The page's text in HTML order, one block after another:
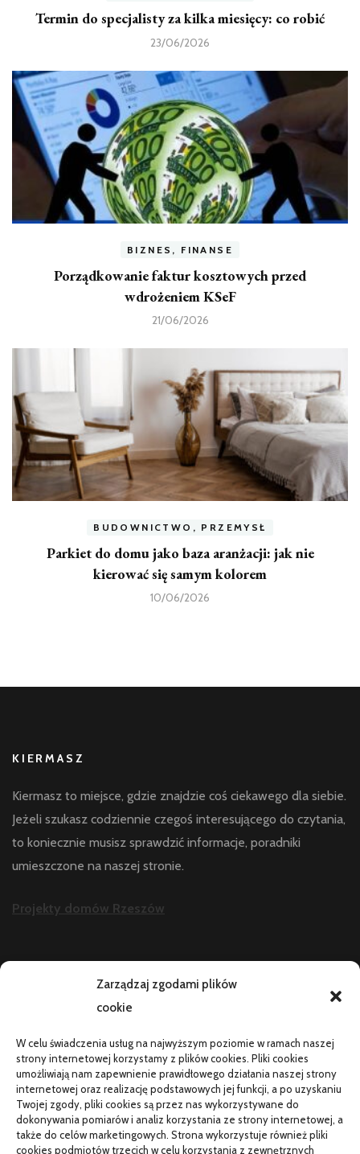
Zarządzaj zgodami plików
cookie
W celu świadczenia usług na najwyższym poziomie w ramach naszej
strony internetowej korzystamy z plików cookies. Pliki cookies
umożliwiają nam zapewnienie prawidłowego działania naszej strony
internetowej oraz realizację podstawowych jej funkcji, a po uzyskaniu
Twojej zgody, pliki cookies są przez nas wykorzystywane do
dokonywania pomiarów i analiz korzystania ze strony internetowej, a
także do celów marketingowych. Strona wykorzystuje również pliki
cookies podmiotów trzecich w celu korzystania z zewnętrznych
Termin do specjalisty za kilka miesięcy: co robić
23/06/2026
BIZNES, FINANSE
Porządkowanie faktur kosztowych przed
wdrożeniem KSeF
21/06/2026
BUDOWNICTWO, PRZEMYSŁ
Parkiet do domu jako baza aranżacji: jak nie
kierować się samym kolorem
10/06/2026
KIERMASZ
Kiermasz to miejsce, gdzie znajdzie coś ciekawego dla siebie.
Jeżeli szukasz codziennie czegoś interesującego do czytania,
to koniecznie musisz sprawdzić informacje, poradniki
umieszczone na naszej stronie.
Projekty domów Rzeszów
Telefon zawiesza się i wyłącza pod obciążeniem:
PR od podstaw w małej firmie: nauka i wdrożenie
Termin do specjalisty za kilka miesięcy: co robić
Porządkowanie faktur kosztowych przed wdrożeniem KSeF